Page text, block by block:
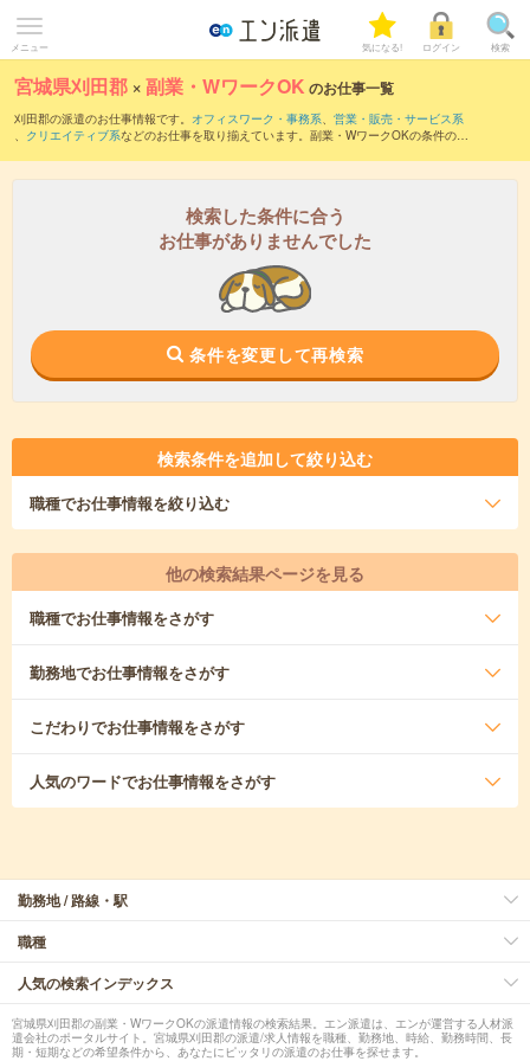
メニュー 気になる! ログイン 検索
宮城県刈田郡 ×副業・WワークOK のお仕事一覧
刈田郡の派遣のお仕事情報です。 オフィスワーク・事務系、 営業・販売・サービス系
、 クリエイティブ系などのお仕事を取り揃えています。副業・WワークOKの条件の他
検索した条件に合う
お仕事がありませんでした
条件を変更して再検索
検索条件を追加して絞り込む
職種でお仕事情報を絞り込む
他の検索結果ページを見る
職種でお仕事情報をさがす
勤務地でお仕事情報をさがす
こだわりでお仕事情報をさがす
人気のワードでお仕事情報をさがす
勤務地 / 路線・駅
職種
人気の検索インデックス
宮城県刈田郡の副業・WワークOKの派遣情報の検索結果。エン派遣は、エンが運営する人材派
遣会社のポータルサイト。宮城県刈田郡の派遣/求人情報を職種、勤務地、時給、勤務時間、長
期・短期などの希望条件から、あなたにピッタリの派遣のお仕事を探せます。